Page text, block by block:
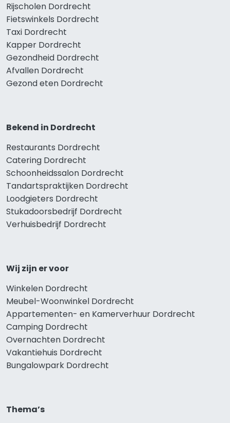
Rijscholen Dordrecht
Fietswinkels Dordrecht
Taxi Dordrecht
Kapper Dordrecht
Gezondheid Dordrecht
Afvallen Dordrecht
Gezond eten Dordrecht
Bekend in Dordrecht
Restaurants Dordrecht
Catering Dordrecht
Schoonheidssalon Dordrecht
Tandartspraktijken Dordrecht
Loodgieters Dordrecht
Stukadoorsbedrijf Dordrecht
Verhuisbedrijf Dordrecht
Wij zijn er voor
Winkelen Dordrecht
Meubel-Woonwinkel Dordrecht
Appartementen- en Kamerverhuur Dordrecht
Camping Dordrecht
Overnachten Dordrecht
Vakantiehuis Dordrecht
Bungalowpark Dordrecht
Thema’s